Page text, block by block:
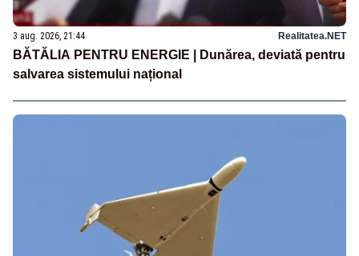
3 aug. 2026, 21:44 Realitatea.NET
BĂTĂLIA PENTRU ENERGIE | Dunărea, deviată pentru
salvarea sistemului național